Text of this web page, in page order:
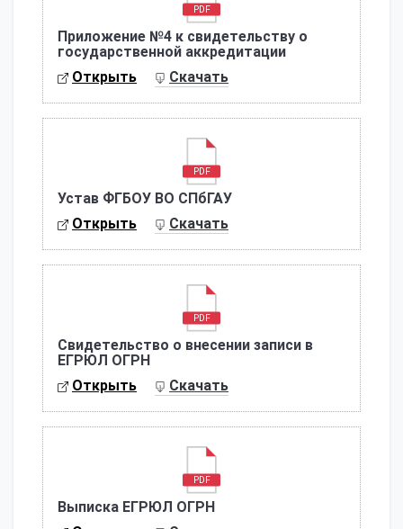
PDF
Приложение №4 к свидетельству о
государственной аккредитации
Открыть
Скачать
PDF
Устав ФГБОУ ВО СПбГАУ
Открыть
Скачать
PDF
Свидетельство о внесении записи в
ЕГРЮЛ ОГРН
Открыть
Скачать
PDF
Выписка ЕГРЮЛ ОГРН